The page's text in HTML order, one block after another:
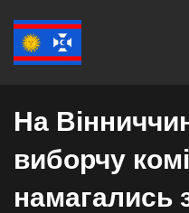
ВИБОРИ - 2020 У ВІННИЦІ
На
виборчу
намагались